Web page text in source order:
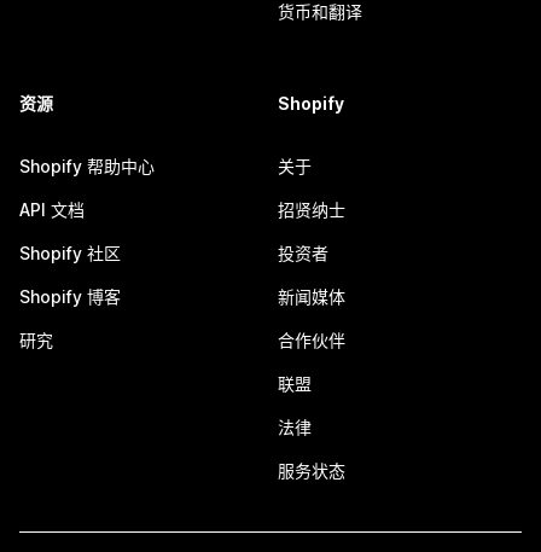
货币和翻译
资源
Shopify 帮助中心
API 文档
Shopify 社区
Shopify 博客
研究
Shopify
关于
招贤纳士
投资者
新闻媒体
合作伙伴
联盟
法律
服务状态